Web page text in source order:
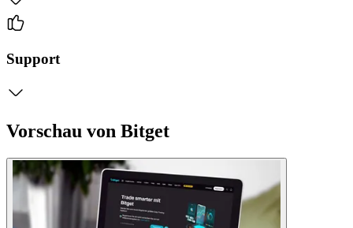
Support
Vorschau von Bitget